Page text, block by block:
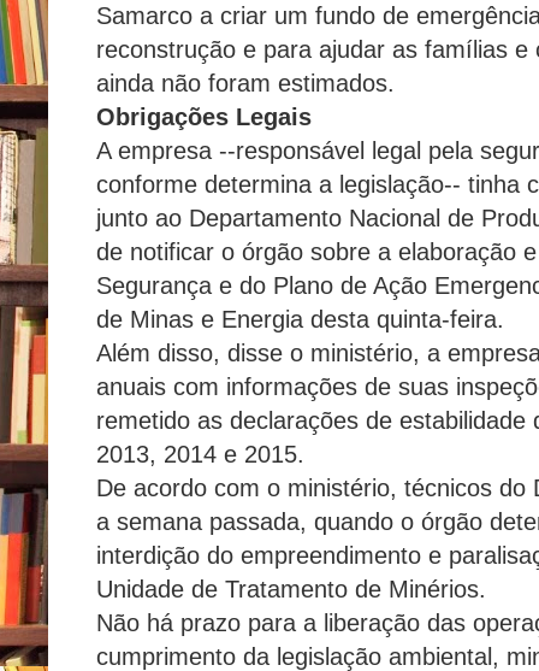
Samarco a criar um fundo de
reconstrução e para ajudar as famílias e
ainda não foram estimados.
Obrigações Legais
A empresa --responsável legal pela
conforme determina a legislação-- tinha
junto ao Departamento Nacional de
de notificar o órgão sobre a elaboração
Segurança e do Plano de Ação
de Minas e Energia desta quinta-feira.
Além disso, disse o ministério, a
anuais com informações de suas
remetido as declarações de
2013, 2014 e 2015.
De acordo com o ministério, técnicos
a semana passada, quando o órgão
interdição do empreendimento e
Unidade de Tratamento de Minérios.
Não há prazo para a liberação das
cumprimento da legislação ambiental,